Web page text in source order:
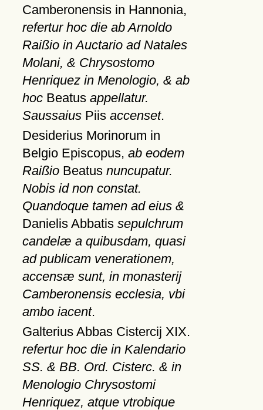
Camberonensis in Hannonia,
refertur hoc die ab Arnoldo
Raißio in Auctario ad Natales
Molani, & Chrysostomo
Henriquez in Menologio, & ab
hocBeatus appellatur.
SaussaiusPiis accenset.
Desiderius Morinorum in
Belgio Episcopus, ab eodem
RaißioBeatus nuncupatur.
Nobis id non constat.
Quandoque tamen ad eius &
Danielis Abbatis sepulchrum
candelæ a quibusdam, quasi
ad publicam venerationem,
accensæ sunt, in monasterij
Camberonensis ecclesia, vbi
ambo iacent.
Galterius Abbas Cistercij XIX.
refertur hoc die in Kalendario
SS. & BB. Ord. Cisterc. & in
Menologio Chrysostomi
Henriquez, atque vtrobique